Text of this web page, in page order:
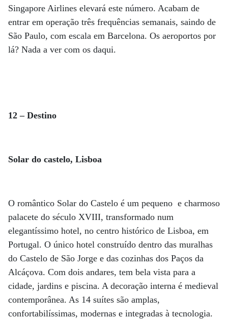
Singapore Airlines elevará este número. Acabam de
entrar em operação três frequências semanais, saindo de
São Paulo, com escala em Barcelona. Os aeroportos por
lá? Nada a ver com os daqui.
12 – Destino
Solar do castelo, Lisboa
O romântico Solar do Castelo é um pequeno e charmoso
palacete do século XVIII, transformado num
elegantíssimo hotel, no centro histórico de Lisboa, em
Portugal. O único hotel construído dentro das muralhas
do Castelo de São Jorge e das cozinhas dos Paços da
Alcáçova. Com dois andares, tem bela vista para a
cidade, jardins e piscina. A decoração interna é medieval
contemporânea. As 14 suítes são amplas,
confortabilíssimas, modernas e integradas à tecnologia.